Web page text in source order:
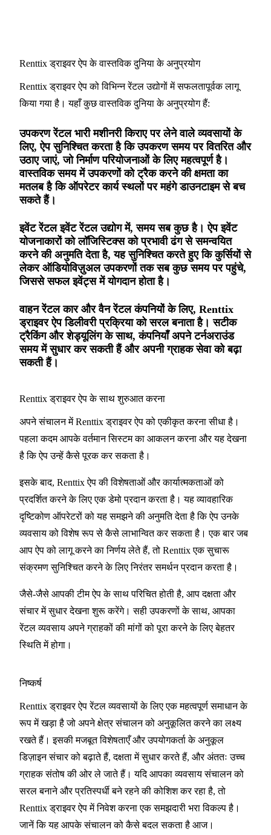
Renttix ड्राइवर ऐप के वास्तविक दुनिया के अनुप्रयोग
Renttix ड्राइवर ऐप को विभिन्न रेंटल उद्योगों में सफलतापूर्वक लागू
किया गया है। यहाँ कुछ वास्तविक दुनिया के अनुप्रयोग हैं:
उपकरण रेंटल भारी मशीनरी किराए पर लेने वाले व्यवसायों के
लिए, ऐप सुनिश्चित करता है कि उपकरण समय पर वितरित और
उठाए जाएं, जो निर्माण परियोजनाओं के लिए महत्वपूर्ण है।
वास्तविक समय में उपकरणों को ट्रैक करने की क्षमता का
मतलब है कि ऑपरेटर कार्य स्थलों पर महंगे डाउनटाइम से बच
सकते हैं।
इवेंट रेंटल इवेंट रेंटल उद्योग में, समय सब कुछ है। ऐप इवेंट
योजनाकारों को लॉजिस्टिक्स को प्रभावी ढंग से समन्वयित
करने की अनुमति देता है, यह सुनिश्चित करते हुए कि कुर्सियों से
लेकर ऑडियोविज़ुअल उपकरणों तक सब कुछ समय पर पहुंचे,
जिससे सफल इवेंट्स में योगदान होता है।
वाहन रेंटल कार और वैन रेंटल कंपनियों के लिए, Renttix
ड्राइवर ऐप डिलीवरी प्रक्रिया को सरल बनाता है। सटीक
ट्रैकिंग और शेड्यूलिंग के साथ, कंपनियाँ अपने टर्नअराउंड
समय में सुधार कर सकती हैं और अपनी ग्राहक सेवा को बढ़ा
सकती हैं।
Renttix ड्राइवर ऐप के साथ शुरुआत करना
अपने संचालन में Renttix ड्राइवर ऐप को एकीकृत करना सीधा है।
पहला कदम आपके वर्तमान सिस्टम का आकलन करना और यह देखना
है कि ऐप उन्हें कैसे पूरक कर सकता है।
इसके बाद, Renttix ऐप की विशेषताओं और कार्यात्मकताओं को
प्रदर्शित करने के लिए एक डेमो प्रदान करता है। यह व्यावहारिक
दृष्टिकोण ऑपरेटरों को यह समझने की अनुमति देता है कि ऐप उनके
व्यवसाय को विशेष रूप से कैसे लाभान्वित कर सकता है। एक बार जब
आप ऐप को लागू करने का निर्णय लेते हैं, तो Renttix एक सुचारू
संक्रमण सुनिश्चित करने के लिए निरंतर समर्थन प्रदान करता है।
जैसे-जैसे आपकी टीम ऐप के साथ परिचित होती है, आप दक्षता और
संचार में सुधार देखना शुरू करेंगे। सही उपकरणों के साथ, आपका
रेंटल व्यवसाय अपने ग्राहकों की मांगों को पूरा करने के लिए बेहतर
स्थिति में होगा।
निष्कर्ष
Renttix ड्राइवर ऐप रेंटल व्यवसायों के लिए एक महत्वपूर्ण समाधान के
रूप में खड़ा है जो अपने क्षेत्र संचालन को अनुकूलित करने का लक्ष्य
रखते हैं। इसकी मजबूत विशेषताएँ और उपयोगकर्ता के अनुकूल
डिज़ाइन संचार को बढ़ाते हैं, दक्षता में सुधार करते हैं, और अंततः उच्च
ग्राहक संतोष की ओर ले जाते हैं। यदि आपका व्यवसाय संचालन को
सरल बनाने और प्रतिस्पर्धी बने रहने की कोशिश कर रहा है, तो
Renttix ड्राइवर ऐप में निवेश करना एक समझदारी भरा विकल्प है।
जानें कि यह आपके संचालन को कैसे बदल सकता है आज।